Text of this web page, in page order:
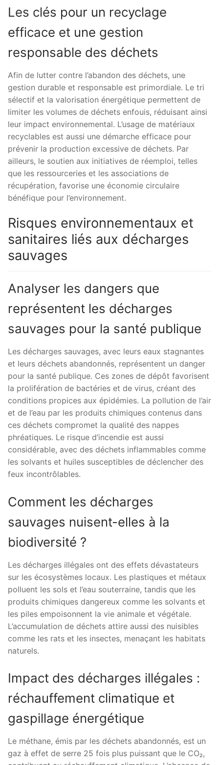
Les clés pour un recyclage
efficace et une gestion
responsable des déchets
Afin de lutter contre l’abandon des déchets, une
gestion durable et responsable est primordiale. Le tri
sélectif et la valorisation énergétique permettent de
limiter les volumes de déchets enfouis, réduisant ainsi
leur impact environnemental. L’usage de matériaux
recyclables est aussi une démarche efficace pour
prévenir la production excessive de déchets. Par
ailleurs, le soutien aux initiatives de réemploi, telles
que les ressourceries et les associations de
récupération, favorise une économie circulaire
bénéfique pour l’environnement.
Risques environnementaux et
sanitaires liés aux décharges
sauvages
Analyser les dangers que
représentent les décharges
sauvages pour la santé publique
Les décharges sauvages, avec leurs eaux stagnantes
et leurs déchets abandonnés, représentent un danger
pour la santé publique. Ces zones de dépôt favorisent
la prolifération de bactéries et de virus, créant des
conditions propices aux épidémies. La pollution de l’air
et de l’eau par les produits chimiques contenus dans
ces déchets compromet la qualité des nappes
phréatiques. Le risque d’incendie est aussi
considérable, avec des déchets inflammables comme
les solvants et huiles susceptibles de déclencher des
feux incontrôlables.
Comment les décharges
sauvages nuisent-elles à la
biodiversité ?
Les décharges illégales ont des effets dévastateurs
sur les écosystèmes locaux. Les plastiques et métaux
polluent les sols et l’eau souterraine, tandis que les
produits chimiques dangereux comme les solvants et
les piles empoisonnent la vie animale et végétale.
L’accumulation de déchets attire aussi des nuisibles
comme les rats et les insectes, menaçant les habitats
naturels.
Impact des décharges illégales :
réchauffement climatique et
gaspillage énergétique
Le méthane, émis par les déchets abandonnés, est un
gaz à effet de serre 25 fois plus puissant que le CO₂,